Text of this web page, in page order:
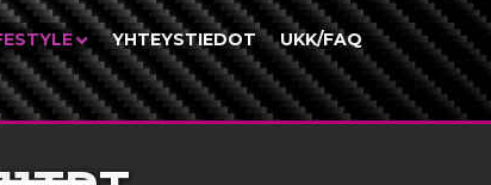
YHTEYSTIEDOT UKK/FAQ